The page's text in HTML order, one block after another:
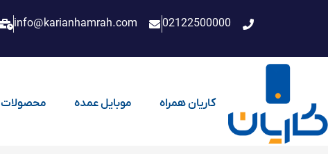
02122500000
info@karianhamrah.com
کاریان همراه موبایل عمده محصولات